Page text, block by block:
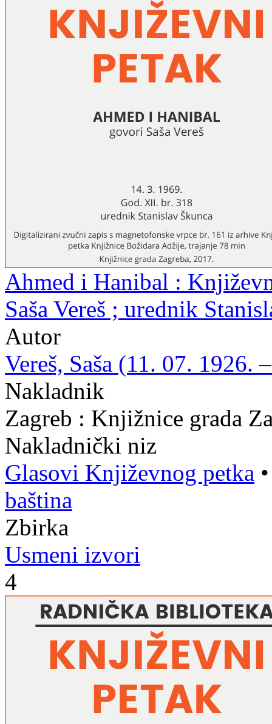
Ahmed i Hanibal :
Saša Vereš ; urednik
Autor
Vereš, Saša (11. 07. 1926.
Nakladnik
Zagreb : Knjižnice grada
Nakladnički niz
Glasovi Književnog petka
baština
Zbirka
Usmeni izvori
4